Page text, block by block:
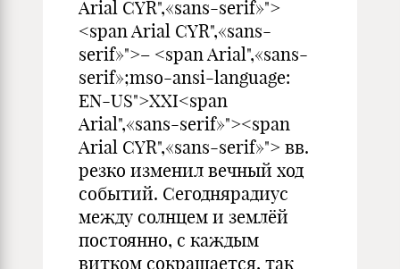
Arial CYR",«sans-serif»">
<span Arial CYR",«sans-
serif»">– <span Arial",«sans-
serif»;mso-ansi-language:
EN-US">XXI<span
Arial",«sans-serif»"><span
Arial CYR",«sans-serif»"> вв.
резко изменил вечный ход
событий. Сегоднярадиус
между солнцем и землёй
постоянно, с каждым
витком сокращается, так